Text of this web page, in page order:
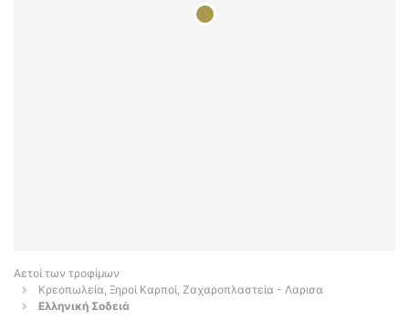
Αετοί των τροφίμων
Κρεοπωλεία, Ξηροί Καρποί, Ζαχαροπλαστεία - Λαρισα
Ελληνική Σοδειά